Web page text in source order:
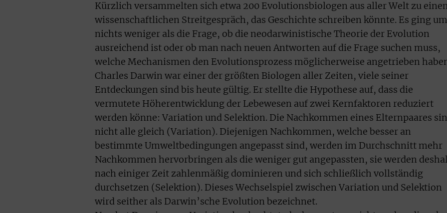
Kürzlich versammelten sich etwa 200 Evolutionsbiologen aus aller Welt zu
wissenschaftlichen Streitgespräch, das Geschichte schreiben könnte. Es ging um
nichts weniger als die Frage, ob die neodarwinistische Theorie der Evolution
ausreichend ist oder ob man nach neuen Antworten auf die Frage suchen muss,
welche Mechanismen den Evolutionsprozess möglicherweise angetrieben
Charles Darwin war einer der größten Biologen aller Zeiten, viele seiner
Entdeckungen sind bis heute gültig. Er stellte die Hypothese auf, dass die
vermutete Höherentwicklung der Lebewesen auf zwei Kernfaktoren reduziert
werden könne: Variation und Selektion. Die Nachkommen eines Elternpaares
nicht alle gleich (Variation). Diejenigen Nachkommen, welche besser an
bestimmte Umweltbedingungen angepasst sind, werden im Durchschnitt mehr
Nachkommen hervorbringen als die weniger gut angepassten, sie werden
nach einiger Zeit zahlenmäßig dominieren und sich schließlich vollständig
durchsetzen (Selektion). Dieses Wechselspiel zwischen Variation und Selektion
wird seither als Darwin’sche Evolution bezeichnet.